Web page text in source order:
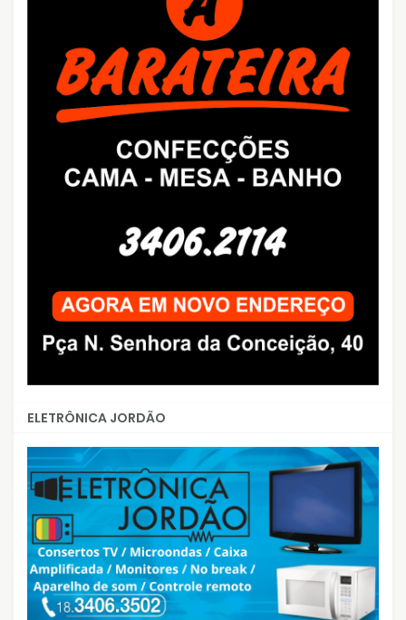
ELETRÔNICA JORDÃO